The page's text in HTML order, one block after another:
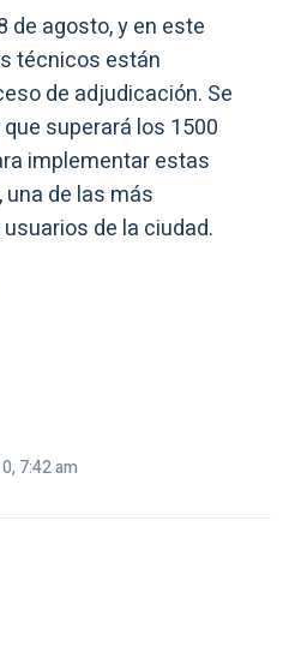
de agosto, y en este
técnicos están
de adjudicación. Se
superará los 1500
implementar estas
una de las más
de la ciudad.
7:42 am